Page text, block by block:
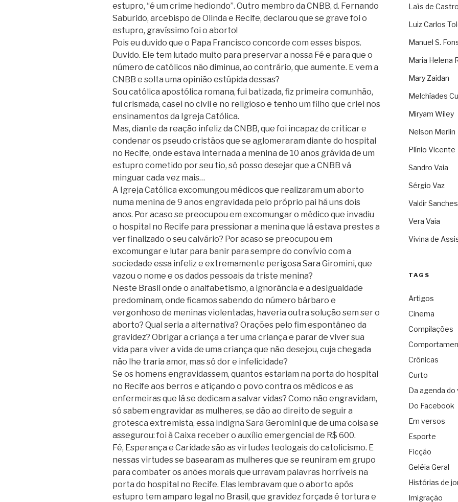
estupro, “é um crime hediondo”. Outro membro da CNBB, d. Fernando
Saburido, arcebispo de Olinda e Recife, declarou que se grave foi o
estupro, gravíssimo foi o aborto!
Pois eu duvido que o Papa Francisco concorde com esses bispos.
Duvido. Ele tem lutado muito para preservar a nossa Fé e para que o
número de católicos não diminua, ao contrário, que aumente. E vem a
CNBB e solta uma opinião estúpida dessas?
Sou católica apostólica romana, fui batizada, fiz primeira comunhão,
fui crismada, casei no civil e no religioso e tenho um filho que criei nos
ensinamentos da Igreja Católica.
Mas, diante da reação infeliz da CNBB, que foi incapaz de criticar e
condenar os pseudo cristãos que se aglomeraram diante do hospital
no Recife, onde estava internada a menina de 10 anos grávida de um
estupro cometido por seu tio, só posso desejar que a CNBB vá
minguar cada vez mais…
A Igreja Católica excomungou médicos que realizaram um aborto
numa menina de 9 anos engravidada pelo próprio pai há uns dois
anos. Por acaso se preocupou em excomungar o médico que invadiu
o hospital no Recife para pressionar a menina que lá estava prestes a
ver finalizado o seu calvário? Por acaso se preocupou em
excomungar e lutar para banir para sempre do convívio com a
sociedade essa infeliz e extremamente perigosa Sara Giromini, que
vazou o nome e os dados pessoais da triste menina?
Neste Brasil onde o analfabetismo, a ignorância e a desigualdade
predominam, onde ficamos sabendo do número bárbaro e
vergonhoso de meninas violentadas, haveria outra solução sem ser o
aborto? Qual seria a alternativa? Orações pelo fim espontâneo da
gravidez? Obrigar a criança a ter uma criança e parar de viver sua
vida para viver a vida de uma criança que não desejou, cuja chegada
não lhe traria amor, mas só dor e infelicidade?
Se os homens engravidassem, quantos estariam na porta do hospital
no Recife aos berros e atiçando o povo contra os médicos e as
enfermeiras que lá se dedicam a salvar vidas? Como não engravidam,
só sabem engravidar as mulheres, se dão ao direito de seguir a
grotesca extremista, essa indigna Sara Geromini que de uma coisa se
assegurou: foi à Caixa receber o auxílio emergencial de R$ 600.
Fé, Esperança e Caridade são as virtudes teologais do catolicismo. E
nessas virtudes se basearam as mulheres que se reuniram em grupo
para combater os anões morais que urravam palavras horríveis na
porta do hospital no Recife. Elas lembravam que o aborto após
estupro tem amparo legal no Brasil, que gravidez forçada é tortura e
Laïs de Castro
Luiz Carlos
Manuel S.
Maria Helena
Mary Zaidan
Melchíades
Miryam Wiley
Nelson Merlin
Plínio Vicente
Sandro Vaia
Sérgio Vaz
Valdir Sanches
Vera Vaia
Vivina de
TAGS
Artigos
Cinema
Compilações
Crônicas
Curto
Da agenda do
Do Facebook
Em versos
Esporte
Ficção
Geléia Geral
Histórias de
Imigração